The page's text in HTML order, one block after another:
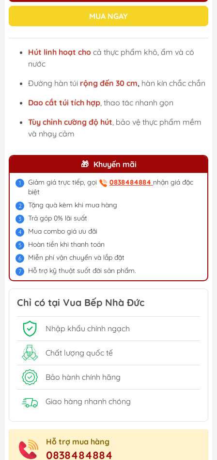
MUA NGAY
Hút linh hoạt cho cả thực phẩm khô, ẩm và có
nước
Đường hàn túi rộng đến 30 cm, hàn kín chắc chắn
Dao cắt túi tích hợp, thao tác nhanh gọn
Tùy chỉnh cường độ hút, bảo vệ thực phẩm mềm
và nhạy cảm
Khuyến mãi
Giảm giá trực tiếp, gọi 0838484884 nhận giá đặc
biệt
Tặng quà kèm khi mua hàng
Trả góp 0% lãi suất
Mua combo giá ưu đãi
Hoàn tiền khi thanh toán
Miễn phí vận chuyển và lắp đặt
Hỗ trợ kỹ thuật suốt đời sản phẩm.
Chỉ có tại Vua Bếp Nhà Đức
Nhập khẩu chính ngạch
Chất lượng quốc tế
Bảo hành chính hãng
Giao hàng nhanh chóng
Hỗ trợ mua hàng
0838484884